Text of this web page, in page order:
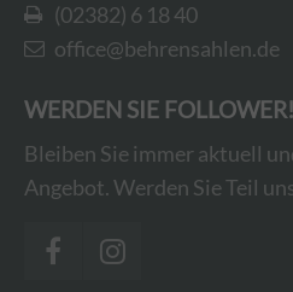
(02382) 6 18 40
office@behrensahlen.de
WERDEN SIE FOLLOWER!
Bleiben Sie immer aktuell
Angebot. Werden Sie Teil